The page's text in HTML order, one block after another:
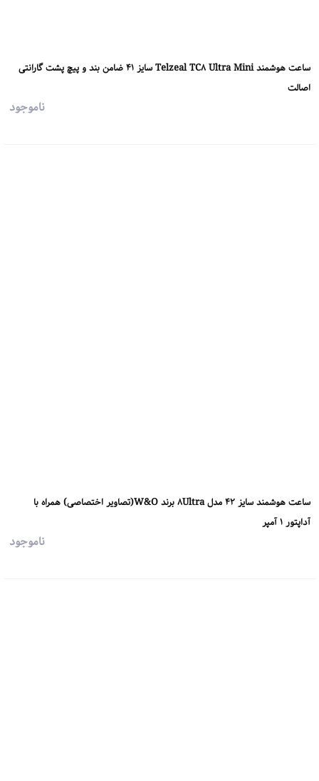
ساعت هوشمند Telzeal TC8 Ultra Mini سایز 41 ضامن بند و پیچ پشت گارانتی
اصالت
ناموجود
ساعت هوشمند سایز 42 مدل 8Ultra برند W&O(تصاویر اختصاصی) همراه با
آداپتور 1 آمپر
ناموجود